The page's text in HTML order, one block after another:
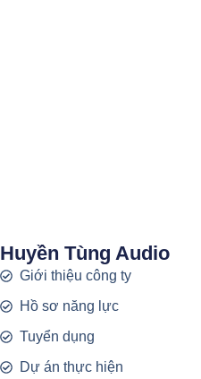
Huyền Tùng Audio
Giới thiệu công ty
Hồ sơ năng lực
Tuyển dụng
Dự án thực hiện